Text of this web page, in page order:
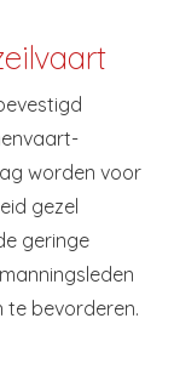
worden voor
gezel
geringe
te bevorderen.